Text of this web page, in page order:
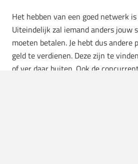
Het hebben van een goed netwerk
Uiteindelijk zal iemand anders jouw
moeten betalen. Je hebt dus andere
geld te verdienen. Deze zijn te
of ver daar buiten. Ook de